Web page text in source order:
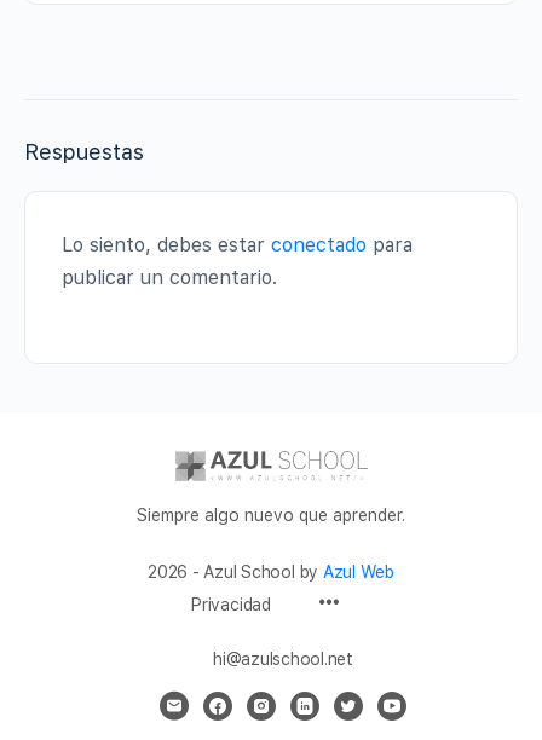
Respuestas
Lo siento, debes estar conectado para
publicar un comentario.
Siempre algo nuevo que aprender.
2026 - Azul School by Azul Web
Privacidad
hi@azulschool.net